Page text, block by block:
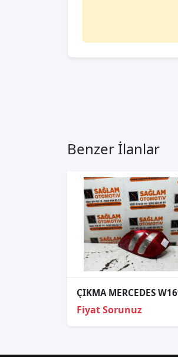
Benzer İlanlar
Fiyat Sorunuz